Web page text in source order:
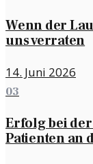
Wenn der
uns verraten
14. Juni 2026
03
Erfolg bei
Patienten an